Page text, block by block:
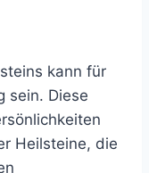
kann für
sein. Diese
Heilsteine, die